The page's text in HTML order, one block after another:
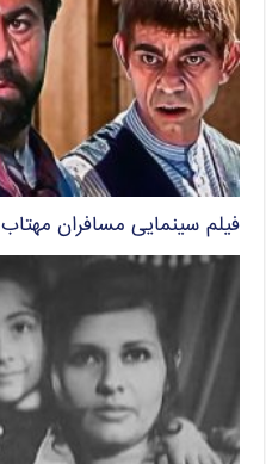
فیلم سینمایی مسافران مهتاب